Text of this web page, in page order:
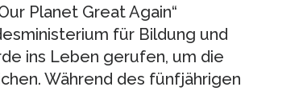
Planet Great Again“
für Bildung und
ins Leben gerufen, um die
Während des fünfjährigen